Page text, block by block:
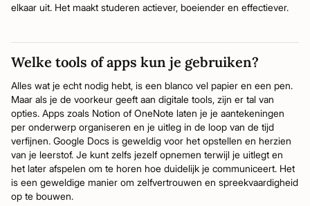
elkaar uit. Het maakt studeren actiever, boeiender en effectiever.
Welke tools of apps kun je gebruiken?
Alles wat je echt nodig hebt, is een blanco vel papier en een pen.
Maar als je de voorkeur geeft aan digitale tools, zijn er tal van
opties. Apps zoals Notion of OneNote laten je je aantekeningen
per onderwerp organiseren en je uitleg in de loop van de tijd
verfijnen. Google Docs is geweldig voor het opstellen en herzien
van je leerstof. Je kunt zelfs jezelf opnemen terwijl je uitlegt en
het later afspelen om te horen hoe duidelijk je communiceert. Het
is een geweldige manier om zelfvertrouwen en spreekvaardigheid
op te bouwen.